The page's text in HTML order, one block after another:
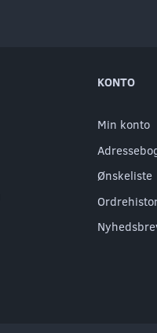
KONTO
Min konto
Ønskeliste